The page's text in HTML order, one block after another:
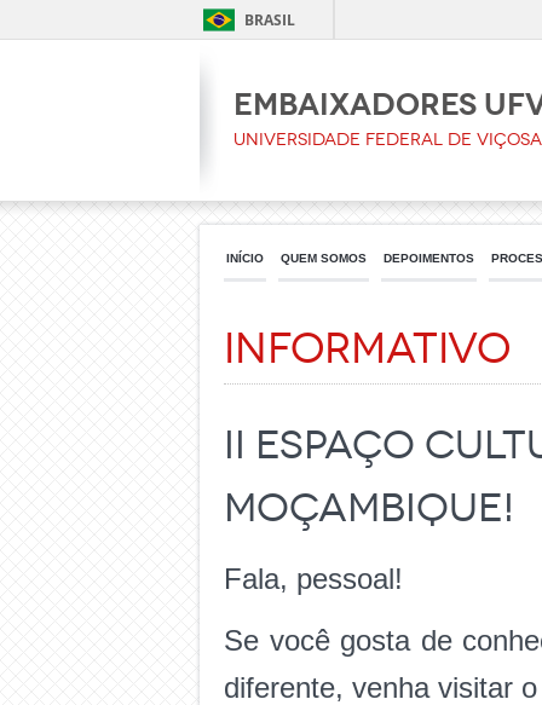
BRASIL
Embaixadores
Universidade Federal de Viçosa
INÍCIO QUEM SOMOS DEPOIMENTOS
Informativo
II Espaço
Moçambique!
Fala, pessoal!
Se você gosta de
diferente, venha visitar